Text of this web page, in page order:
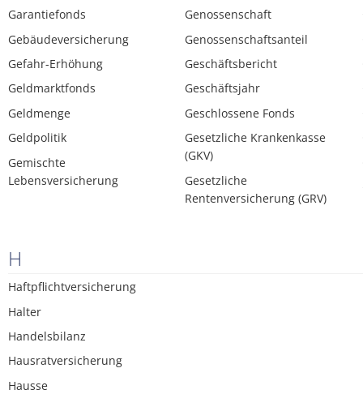
Garantiefonds
Gebäudeversicherung
Gefahr-Erhöhung
Geldmarktfonds
Geldmenge
Geldpolitik
Gemischte
Lebensversicherung
Genossenschaft
Genossenschaftsanteil
Geschäftsbericht
Geschäftsjahr
Geschlossene Fonds
Gesetzliche Krankenkasse
(GKV)
Gesetzliche
Rentenversicherung (GRV)
H
Haftpflichtversicherung
Halter
Handelsbilanz
Hausratversicherung
Hausse